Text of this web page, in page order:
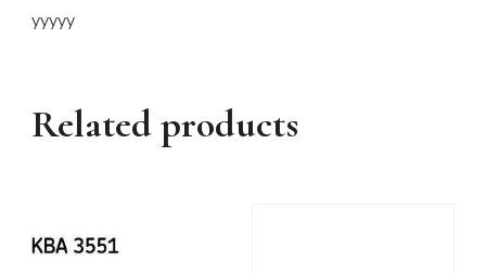
yyyyy
Related products